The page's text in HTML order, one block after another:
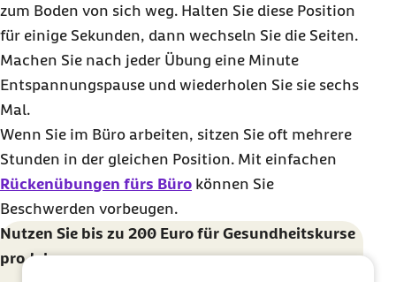
zum Boden von sich weg. Halten Sie diese Position
für einige Sekunden, dann wechseln Sie die Seiten.
Machen Sie nach jeder Übung eine Minute
Entspannungspause und wiederholen Sie sie sechs
Mal.
Wenn Sie im Büro arbeiten, sitzen Sie oft mehrere
Stunden in der gleichen Position. Mit einfachen
Rückenübungen fürs Büro können Sie
Beschwerden vorbeugen.
Nutzen Sie bis zu 200 Euro für Gesundheitskurse
pro Jahr